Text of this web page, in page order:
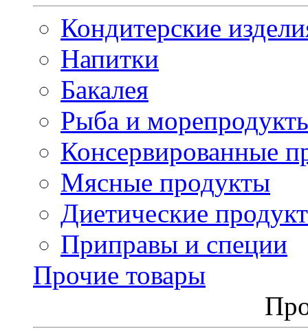
Кондитерские
Напитки
Бакалея
Рыба и
Консервированные
Мясные продукты
Диетические
Приправы и специи
Прочие товары